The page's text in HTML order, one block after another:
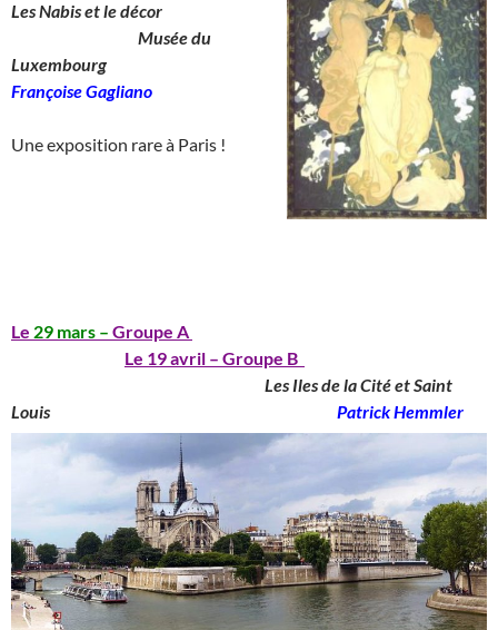
Les Nabis et le décor
Musée du
Luxembourg
Françoise Gagliano
Une exposition rare à Paris !
Le 29 mars – Groupe A
Le 19 avril – Groupe B
Les Iles de la Cité et Saint
Louis
Patrick Hemmler